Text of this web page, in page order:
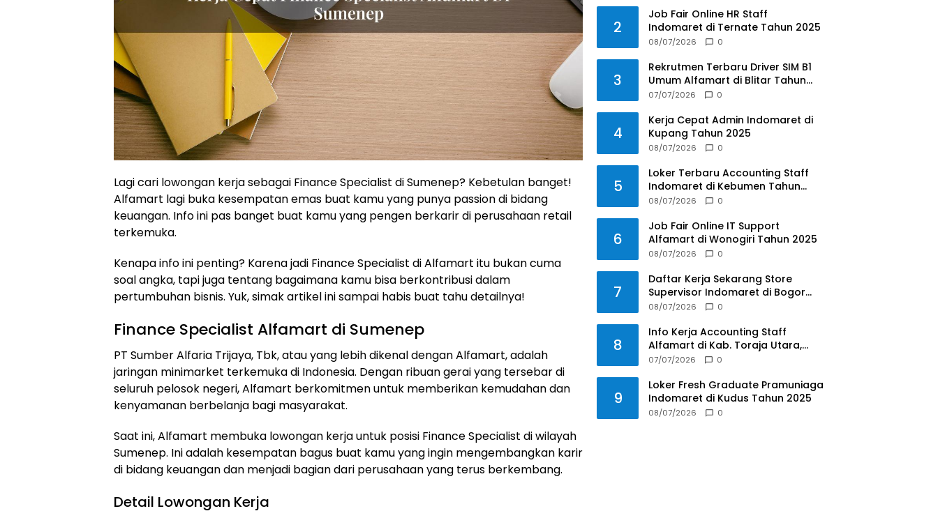
Lagi cari lowongan kerja sebagai Finance Specialist di Sumenep? Kebetulan banget!
Alfamart lagi buka kesempatan emas buat kamu yang punya passion di bidang
keuangan. Info ini pas banget buat kamu yang pengen berkarir di perusahaan retail
terkemuka.
Kenapa info ini penting? Karena jadi Finance Specialist di Alfamart itu bukan cuma
soal angka, tapi juga tentang bagaimana kamu bisa berkontribusi dalam
pertumbuhan bisnis. Yuk, simak artikel ini sampai habis buat tahu detailnya!
Finance Specialist Alfamart di Sumenep
PT Sumber Alfaria Trijaya, Tbk, atau yang lebih dikenal dengan Alfamart, adalah
jaringan minimarket terkemuka di Indonesia. Dengan ribuan gerai yang tersebar di
seluruh pelosok negeri, Alfamart berkomitmen untuk memberikan kemudahan dan
kenyamanan berbelanja bagi masyarakat.
Saat ini, Alfamart membuka lowongan kerja untuk posisi Finance Specialist di wilayah
Sumenep. Ini adalah kesempatan bagus buat kamu yang ingin mengembangkan karir
di bidang keuangan dan menjadi bagian dari perusahaan yang terus berkembang.
Detail Lowongan Kerja
2
Job Fair Online HR Staff
Indomaret di Ternate Tahun 2025
08/07/2026 0
3
Rekrutmen Terbaru Driver SIM B1
Umum Alfamart di Blitar Tahun
2025
07/07/2026 0
4
Kerja Cepat Admin Indomaret di
Kupang Tahun 2025
08/07/2026 0
5
Loker Terbaru Accounting Staff
Indomaret di Kebumen Tahun
2025
08/07/2026 0
6
Job Fair Online IT Support
Alfamart di Wonogiri Tahun 2025
08/07/2026 0
7
Daftar Kerja Sekarang Store
Supervisor Indomaret di Bogor
Tahun 2025
08/07/2026 0
8
Info Kerja Accounting Staff
Alfamart di Kab. Toraja Utara,
Sulawesi Selatan Tahun 2025
07/07/2026 0
9
Loker Fresh Graduate Pramuniaga
Indomaret di Kudus Tahun 2025
08/07/2026 0